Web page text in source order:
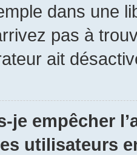
dans une
pas à
ait
je empêcher
utilisateurs